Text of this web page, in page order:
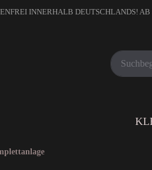
INNERHALB DEUTSCHLANDS!